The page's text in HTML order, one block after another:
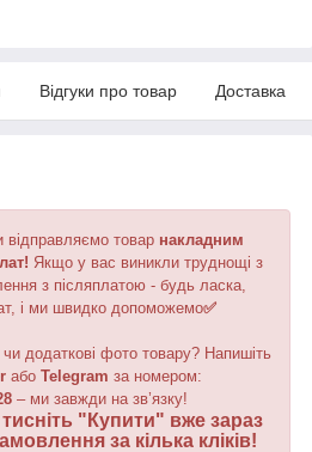
Відгуки про товар Доставка
відправляємо товар накладним
Якщо у вас виникли труднощі з
з післяплатою - будь ласка,
і ми швидко допоможемо✅
чи додаткові фото товару? Напишіть
або Telegram за номером:
– ми завжди на зв’язку!
" Купити" вже зараз
за кілька кліків!